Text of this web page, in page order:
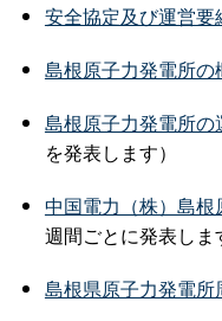
安全協定及び運営要
島根原子力発電所の
島根原子力発電所の
を発表します）
中国電力（株）島
週間ごとに発表しま
島根県原子力発電